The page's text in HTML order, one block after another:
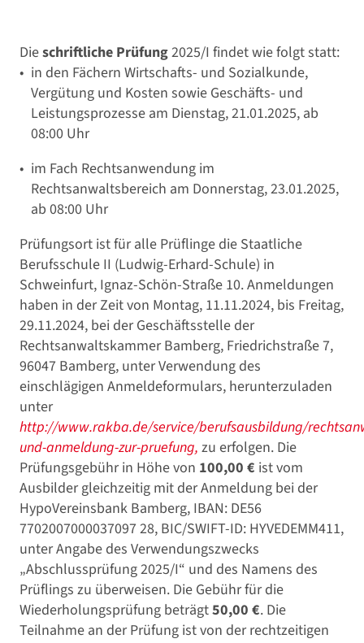
Dieschriftliche Prüfung2025/I findet wie folgt statt:
in den Fächern Wirtschafts- und Sozialkunde,
Vergütung und Kosten sowie Geschäfts- und
Leistungsprozesse am Dienstag, 21.01.2025, ab
08:00 Uhr
im Fach Rechtsanwendung im
Rechtsanwaltsbereich am Donnerstag, 23.01.2025,
ab 08:00 Uhr
Prüfungsort ist für alle Prüflinge die Staatliche
Berufsschule II (Ludwig-Erhard-Schule) in
Schweinfurt, Ignaz-Schön-Straße 10. Anmeldungen
haben in der Zeit von Montag, 11.11.2024, bis Freitag,
29.11.2024, bei der Geschäftsstelle der
Rechtsanwaltskammer Bamberg, Friedrichstraße 7,
96047 Bamberg, unter Verwendung des
einschlägigen Anmeldeformulars, herunterzuladen
unter
http://www.rakba.de/service/berufsausbildung/
und-anmeldung-zur-pruefung, zu erfolgen. Die
Prüfungsgebühr in Höhe von 100,00 € ist vom
Ausbilder gleichzeitig mit der Anmeldung bei der
HypoVereinsbank Bamberg, IBAN: DE56
7702007000037097 28, BIC/SWIFT-ID: HYVEDEMM411,
unter Angabe des Verwendungszwecks
„Abschlussprüfung 2025/I“ und des Namens des
Prüflings zu überweisen. Die Gebühr für die
Wiederholungsprüfung beträgt50,00 €. Die
Teilnahme an der Prüfung ist von der rechtzeitigen